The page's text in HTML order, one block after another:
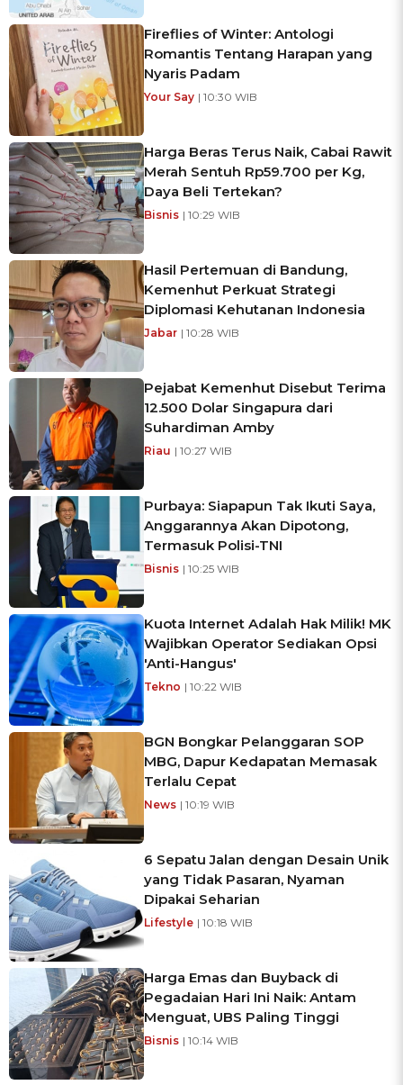
Fireflies of Winter: Antologi
Romantis Tentang Harapan yang
Nyaris Padam
Your Say | 10:30 WIB
Harga Beras Terus Naik, Cabai Rawit
Merah Sentuh Rp59.700 per Kg,
Daya Beli Tertekan?
Bisnis | 10:29 WIB
Hasil Pertemuan di Bandung,
Kemenhut Perkuat Strategi
Diplomasi Kehutanan Indonesia
Jabar | 10:28 WIB
Pejabat Kemenhut Disebut Terima
12.500 Dolar Singapura dari
Suhardiman Amby
Riau | 10:27 WIB
Purbaya: Siapapun Tak Ikuti Saya,
Anggarannya Akan Dipotong,
Termasuk Polisi-TNI
Bisnis | 10:25 WIB
Kuota Internet Adalah Hak Milik! MK
Wajibkan Operator Sediakan Opsi
'Anti-Hangus'
Tekno | 10:22 WIB
BGN Bongkar Pelanggaran SOP
MBG, Dapur Kedapatan Memasak
Terlalu Cepat
News | 10:19 WIB
6 Sepatu Jalan dengan Desain Unik
yang Tidak Pasaran, Nyaman
Dipakai Seharian
Lifestyle | 10:18 WIB
Harga Emas dan Buyback di
Pegadaian Hari Ini Naik: Antam
Menguat, UBS Paling Tinggi
Bisnis | 10:14 WIB